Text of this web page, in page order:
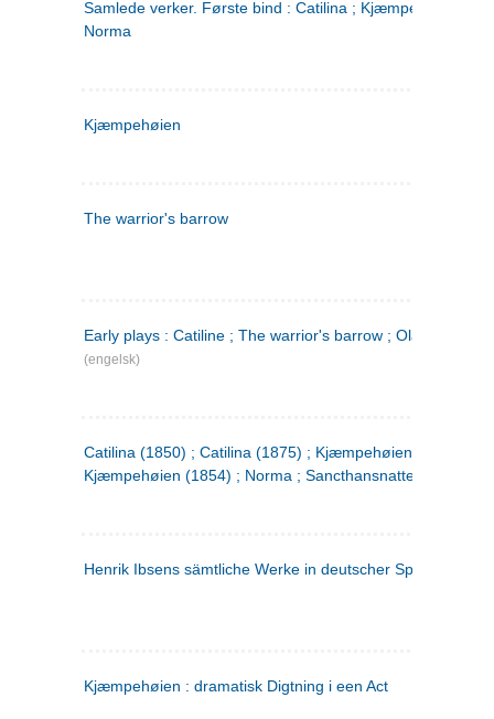
Samlede verker. Første bind : Catilina ; Kjæmpehøien ;
Norma
Kjæmpehøien
The warrior's barrow
Early plays : Catiline ; The warrior's barrow ; Olaf Liljekrans
(engelsk)
Catilina (1850) ; Catilina (1875) ; Kjæmpehøien (1850) ;
Kjæmpehøien (1854) ; Norma ; Sancthansnatten
Henrik Ibsens sämtliche Werke in deutscher Sprache. 2
Kjæmpehøien : dramatisk Digtning i een Act